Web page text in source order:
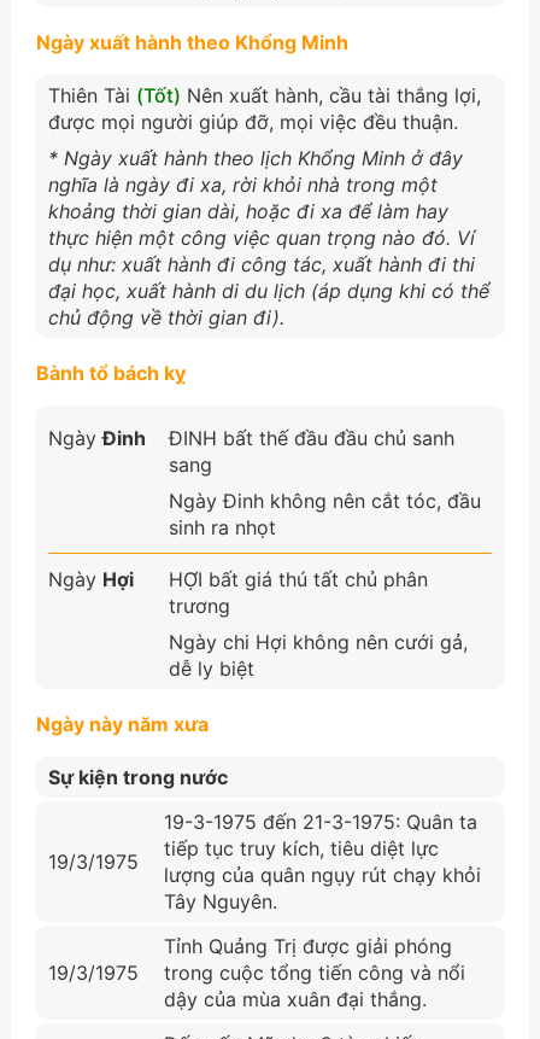
Ngày xuất hành theo Khổng Minh
Thiên Tài (Tốt) Nên xuất hành, cầu tài thắng lợi,
được mọi người giúp đỡ, mọi việc đều thuận.
* Ngày xuất hành theo lịch Khổng Minh ở đây
nghĩa là ngày đi xa, rời khỏi nhà trong một
khoảng thời gian dài, hoặc đi xa để làm hay
thực hiện một công việc quan trọng nào đó. Ví
dụ như: xuất hành đi công tác, xuất hành đi thi
đại học, xuất hành di du lịch (áp dụng khi có thể
chủ động về thời gian đi).
Bành tổ bách kỵ
NgàyĐinh
ĐINH bất thế đầu đầu chủ sanh
sang
Ngày Đinh không nên cắt tóc, đầu
sinh ra nhọt
Ngày Hợi
HỢI bất giá thú tất chủ phân
trương
Ngày chi Hợi không nên cưới gả,
dễ ly biệt
Ngày này năm xưa
Sự kiện trong nước
19/3/1975
19-3-1975 đến 21-3-1975: Quân ta
tiếp tục truy kích, tiêu diệt lực
lượng của quân ngụy rút chạy khỏi
Tây Nguyên.
19/3/1975
Tỉnh Quảng Trị được giải phóng
trong cuộc tổng tiến công và nổi
dậy của mùa xuân đại thắng.